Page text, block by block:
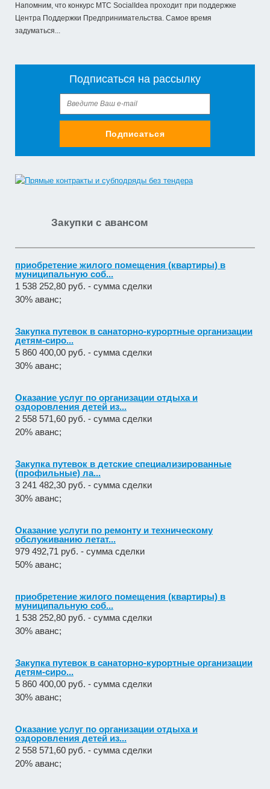
Напомним, что конкурс МТС SocialIdea проходит при поддержке
Центра Поддержки Предпринимательства. Самое время
задуматься...
Подписаться на рассылку
Подписаться
Закупки с авансом
приобретение жилого помещения (квартиры) в
муниципальную соб...
1 538 252,80 руб. - сумма сделки
30% аванс;
Закупка путевок в санаторно-курортные организации
детям-сиро...
5 860 400,00 руб. - сумма сделки
30% аванс;
Оказание услуг по организации отдыха и
оздоровления детей из...
2 558 571,60 руб. - сумма сделки
20% аванс;
Закупка путевок в детские специализированные
(профильные) ла...
3 241 482,30 руб. - сумма сделки
30% аванс;
Оказание услуги по ремонту и техническому
обслуживанию летат...
979 492,71 руб. - сумма сделки
50% аванс;
приобретение жилого помещения (квартиры) в
муниципальную соб...
1 538 252,80 руб. - сумма сделки
30% аванс;
Закупка путевок в санаторно-курортные организации
детям-сиро...
5 860 400,00 руб. - сумма сделки
30% аванс;
Оказание услуг по организации отдыха и
оздоровления детей из...
2 558 571,60 руб. - сумма сделки
20% аванс;